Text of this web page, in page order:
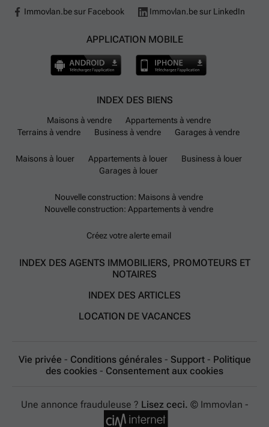
Immovlan.be sur Facebook Immovlan.be sur LinkedIn
APPLICATION MOBILE
INDEX DES BIENS
Maisons à vendre
Appartements à vendre
Terrains à vendre
Business à vendre Garages à vendre
Maisons à louer Appartements à louer
Business à louer
Garages à louer
Nouvelle construction: Maisons à vendre
Nouvelle construction: Appartements à vendre
Créez votre alerte email
INDEX DES AGENTS IMMOBILIERS, PROMOTEURS ET
NOTAIRES
INDEX DES ARTICLES
LOCATION DE VACANCES
Vie privée - Conditions générales - Support - Politique
des cookies - Consentement aux cookies
Une annonce frauduleuse ? Lisez ceci. © Immovlan -